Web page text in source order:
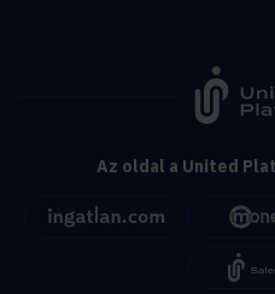
Az oldal a United